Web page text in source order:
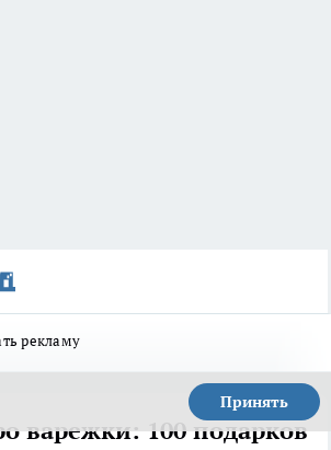
рекламу
Принять
варежки: 100 подарков